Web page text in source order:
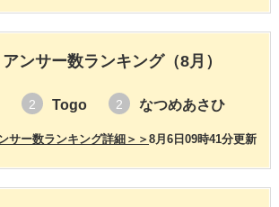
ンサー数ランキング（8月）
2 Togo 2 なつめあさひ
8月6日09時41分更新
サー数ランキング詳細＞＞